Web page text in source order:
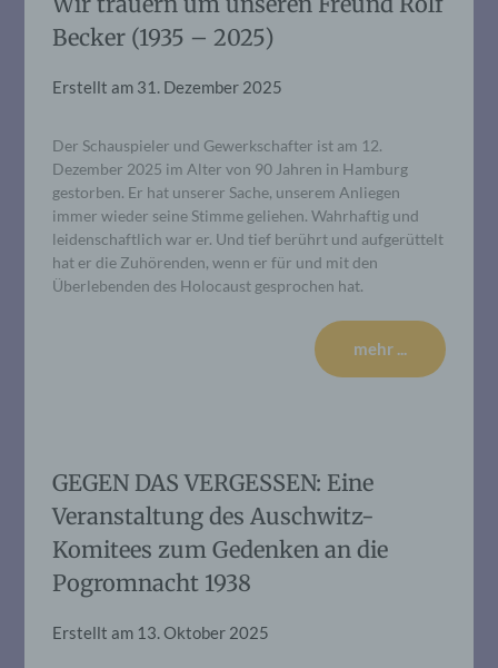
Becker (1935 – 2025)
Erstellt am 31. Dezember 2025
Der Schauspieler und Gewerkschafter ist am 12.
Dezember 2025 im Alter von 90 Jahren in Hamburg
gestorben. Er hat unserer Sache, unserem Anliegen
immer wieder seine Stimme geliehen. Wahrhaftig und
leidenschaftlich war er. Und tief berührt und aufgerüttelt
hat er die Zuhörenden, wenn er für und mit den
Überlebenden des Holocaust gesprochen hat.
mehr ...
GEGEN DAS VERGESSEN: Eine
Veranstaltung des Auschwitz-
Komitees zum Gedenken an die
Pogromnacht 1938
Erstellt am 13. Oktober 2025